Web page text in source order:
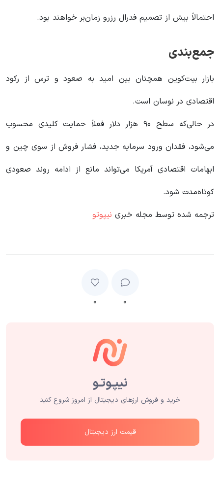
احتمالاً بیش از تصمیم فدرال رزرو زمان‌بر خواهند بود.
جمع‌بندی
بازار بیت‌کوین همچنان بین امید به صعود و ترس از رکود
اقتصادی در نوسان است.
در حالی‌که سطح ۹۰ هزار دلار فعلاً حمایت کلیدی محسوب
می‌شود، فقدان ورود سرمایه جدید، فشار فروش از سوی چین و
ابهامات اقتصادی آمریکا می‌تواند مانع از ادامه روند صعودی
کوتاه‌مدت شود.
ترجمه شده توسط مجله خبری نیپوتو
۰ ۰
خرید و فروش ارزهای دیجیتال از امروز شروع کنید
قیمت ارز دیجیتال